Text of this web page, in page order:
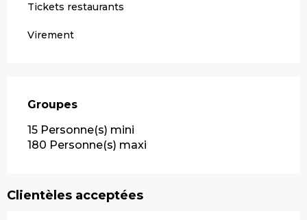
Tickets restaurants
Virement
Groupes
Groupes
15 Personne(s) mini
180 Personne(s) maxi
Clientèles acceptées